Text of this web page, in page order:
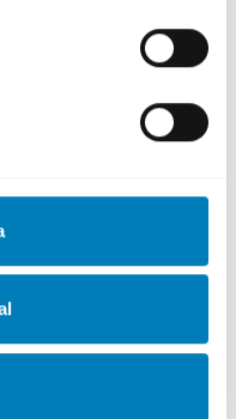
vid
världen över.